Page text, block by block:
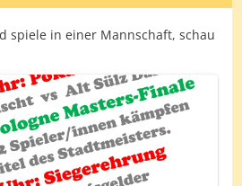
spiele in einer Mannschaft, schau